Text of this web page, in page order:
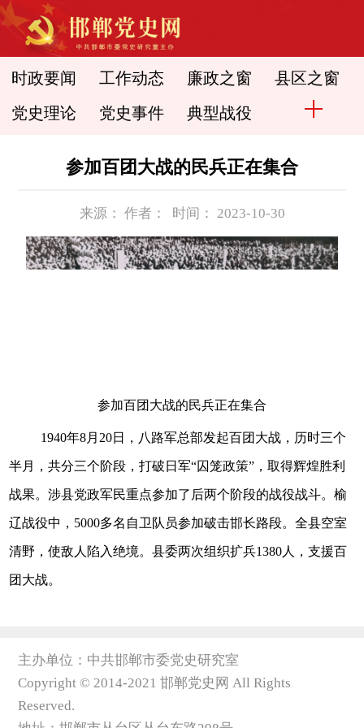
时政要闻 工作动态 廉政之窗 县区之窗
党史理论 党史事件 典型战役
参加百团大战的民兵正在集合
来源： 作者： 时间： 2023-10-30
参加百团大战的民兵正在集合
1940年8月20日，八路军总部发起百团大战，历时三个
半月，共分三个阶段，打破日军“囚笼政策”，取得辉煌胜利
战果。涉县党政军民重点参加了后两个阶段的战役战斗。榆
辽战役中，5000多名自卫队员参加破击邯长路段。全县空室
清野，使敌人陷入绝境。县委两次组织扩兵1380人，支援百
团大战。
主办单位：中共邯郸市委党史研究室
Copyright © 2014-2021 邯郸党史网 All Rights
Reserved.